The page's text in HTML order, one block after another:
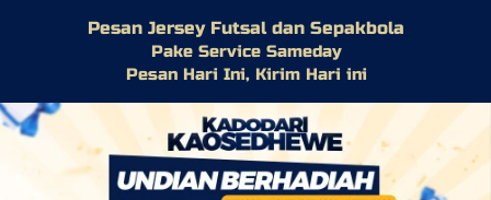
Pesan Jersey Futsal dan Sepakbola
Pake Service Sameday
Pesan Hari Ini, Kirim Hari ini